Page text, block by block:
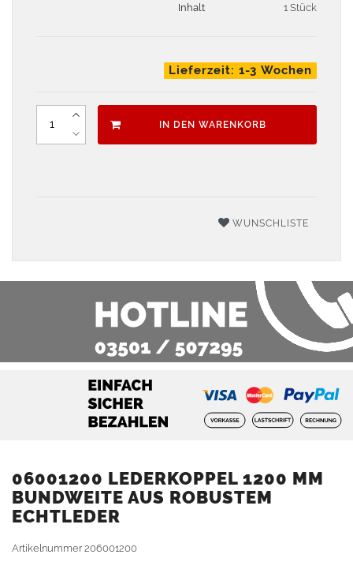
Inhalt 1 Stück
Lieferzeit: 1-3 Wochen
IN DEN WARENKORB
WUNSCHLISTE
06001200 LEDERKOPPEL 1200 MM
BUNDWEITE AUS ROBUSTEM
ECHTLEDER
Artikelnummer206001200